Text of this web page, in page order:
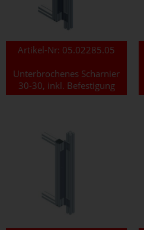
Artikel-Nr: 05.02285.05
Unterbrochenes Scharnier
30-30, inkl. Befestigung